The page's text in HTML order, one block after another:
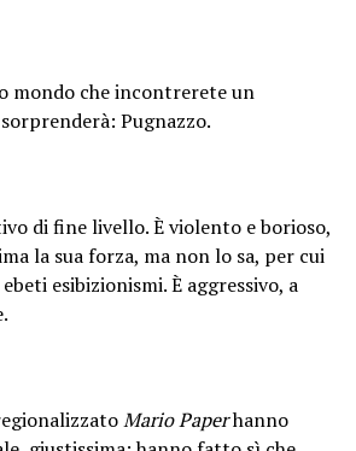
mondo che incontrerete un
Pugnazzo.
di fine livello. È violento e borioso,
la sua forza, ma non lo sa, per cui
esibizionismi. È aggressivo, a
Mario Paperhanno